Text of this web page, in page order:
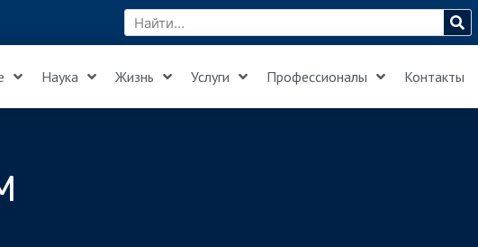
Наука Жизнь Услуги Профессионалы Контакты